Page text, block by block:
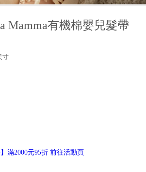
Mamma有機棉嬰兒髮帶
寸
滿2000元95折 前往活動頁